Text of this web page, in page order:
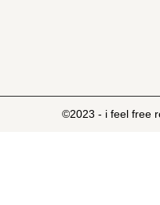
©2023 - i feel free